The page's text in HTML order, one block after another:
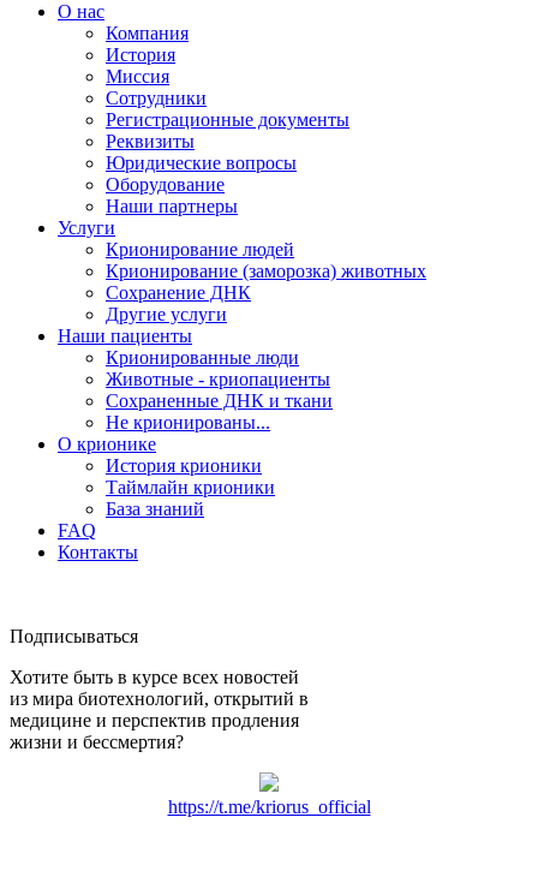
О нас
Компания
История
Миссия
Сотрудники
Регистрационные документы
Реквизиты
Юридические вопросы
Оборудование
Наши партнеры
Услуги
Крионирование людей
Крионирование (заморозка) животных
Сохранение ДНК
Другие услуги
Наши пациенты
Крионированные люди
Животные - криопациенты
Сохраненные ДНК и ткани
Не крионированы...
О крионике
История крионики
Таймлайн крионики
База знаний
FAQ
Контакты
Подписываться
Хотите быть в курсе всех новостей
из мира биотехнологий, открытий в
медицине и перспектив продления
жизни и бессмертия?
https://t.me/kriorus_official